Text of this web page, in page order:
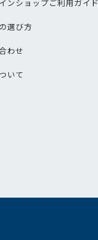
ンショップご利用ガイド
選び方
わせ
いて